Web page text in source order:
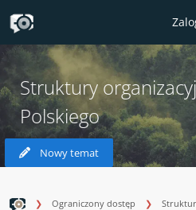
Struktury
Polskiego
Nowy temat
Ograniczony dostęp